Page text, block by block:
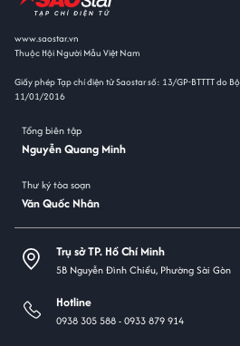
www.saostar.vn
Thuộc Hội Người Mẫu Việt Nam
Giấy phép Tạp chí điện tử Saostar số: 13/GP-BTTTT do
11/01/2016
Tổng biên tập
Nguyễn Quang Minh
Thư ký tòa soạn
Văn Quốc Nhân
Trụ sở TP. Hồ Chí Minh
5B Nguyễn Đình Chiểu, Phường Sài Gòn
Hotline
0938 305 588 -0933 879 914